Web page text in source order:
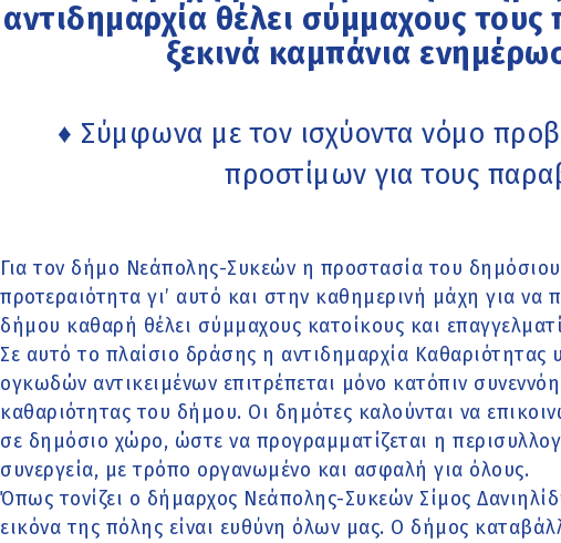
αντιδημαρχία θέλει σύμμαχους τους
ξεκινά καμπάνια
♦ Σύμφωνα με τον ισχύοντα νόμο
προστίμων για τους
Για τον δήμο Νεάπολης-Συκεών η προστασία του
προτεραιότητα γι’ αυτό και στην καθημερινή μάχη για να
δήμου καθαρή θέλει σύμμαχους κατοίκους και
Σε αυτό το πλαίσιο δράσης η αντιδημαρχία Καθαριότητας
ογκωδών αντικειμένων επιτρέπεται μόνο κατόπιν
καθαριότητας του δήμου. Οι δημότες καλούνται να
σε δημόσιο χώρο, ώστε να προγραμματίζεται η
συνεργεία, με τρόπο οργανωμένο και ασφαλή για όλους.
Όπως τονίζει ο δήμαρχος Νεάπολης-Συκεών Σίμος
εικόνα της πόλης είναι ευθύνη όλων μας. Ο δήμος